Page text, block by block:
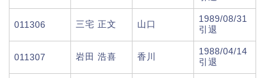
011306 三宅 正文 山口
1989/08/31
引退
011307 岩田 浩喜 香川
1988/04/14
引退